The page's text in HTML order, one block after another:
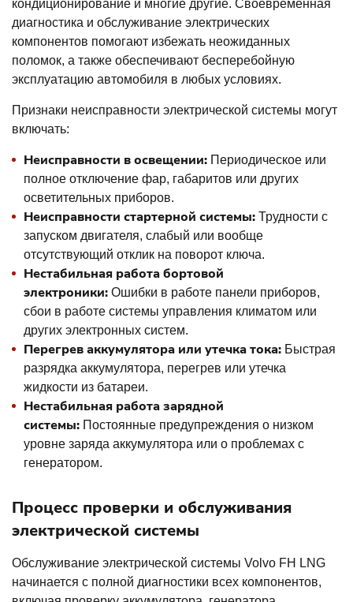
кондиционирование и многие другие. Своевременная
диагностика и обслуживание электрических
компонентов помогают избежать неожиданных
поломок, а также обеспечивают бесперебойную
эксплуатацию автомобиля в любых условиях.
Признаки неисправности электрической системы могут
включать:
Неисправности в освещении: Периодическое или
полное отключение фар, габаритов или других
осветительных приборов.
Неисправности стартерной системы: Трудности с
запуском двигателя, слабый или вообще
отсутствующий отклик на поворот ключа.
Нестабильная работа бортовой
электроники: Ошибки в работе панели приборов,
сбои в работе системы управления климатом или
других электронных систем.
Перегрев аккумулятора или утечка тока: Быстрая
разрядка аккумулятора, перегрев или утечка
жидкости из батареи.
Нестабильная работа зарядной
системы: Постоянные предупреждения о низком
уровне заряда аккумулятора или о проблемах с
генератором.
Процесс проверки и обслуживания
электрической системы
Обслуживание электрической системы Volvo FH LNG
начинается с полной диагностики всех компонентов,